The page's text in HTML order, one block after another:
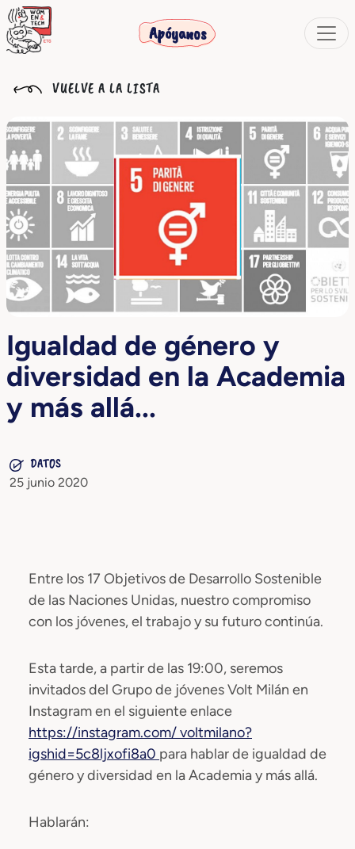
Apóyanos
VUELVE A LA LISTA
Igualdad de género y
diversidad en la Academia
y más allá...
DATOS
25 junio 2020
Entre los 17 Objetivos de Desarrollo Sostenible
de las Naciones Unidas, nuestro compromiso
con los jóvenes, el trabajo y su futuro continúa.
Esta tarde, a partir de las 19:00, seremos
invitados del Grupo de jóvenes Volt Milán en
Instagram en el siguiente enlace
https://instagram.com/voltmilano?
igshid=5c8ljxofi8a0 para hablar de igualdad de
género y diversidad en la Academia y más allá.
Hablarán: